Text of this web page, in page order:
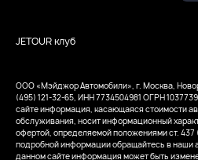
JETOUR клуб
ООО «Мэйджор Автомобили», г. Москва,
(495) 121-32-65, ИНН 7734504981 ОГРН
сайте информация, касающаяся стоимости
обслуживания, носит информационный
офертой, определяемой положениями ст.
подробной информации обращайтесь в наши
данном сайте информация может быть